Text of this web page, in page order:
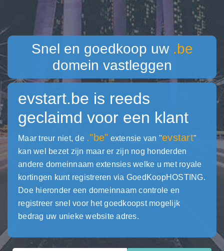
Snel en goedkoop uw .be
domein vastleggen
evstart.be is reeds
geclaimd voor een klant
Maar treur niet, de ."be" extensie van "evstart"
kan wel bezet zijn maar er zijn nog honderden
andere domeinnaam extensies welke u met royale
kortingen kunt registreren via GoedKoopHOSTING.
Doe hieronder een domeinnaam controle en
registreer snel voor het goedkoopst mogelijk
bedrag uw unieke website adres.